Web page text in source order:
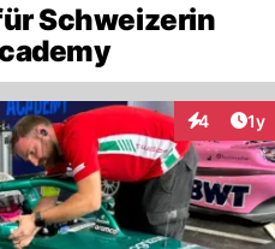
Schweizerin
4 1y